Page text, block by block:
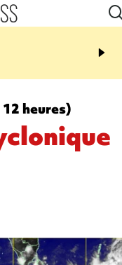
20:44
rouée de coups,
heures)